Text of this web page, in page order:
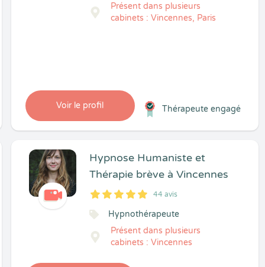
Présent dans plusieurs
cabinets : Vincennes, Paris
Voir le profil Thérapeute engagé
Hypnose Humaniste et
Thérapie brève à Vincennes
5
1
5
44 44 avis
Hypnothérapeute
Présent dans plusieurs
cabinets : Vincennes